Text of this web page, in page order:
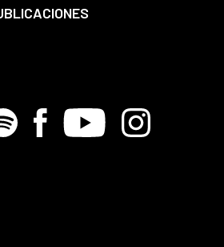
Facebook
Youtube Instagram